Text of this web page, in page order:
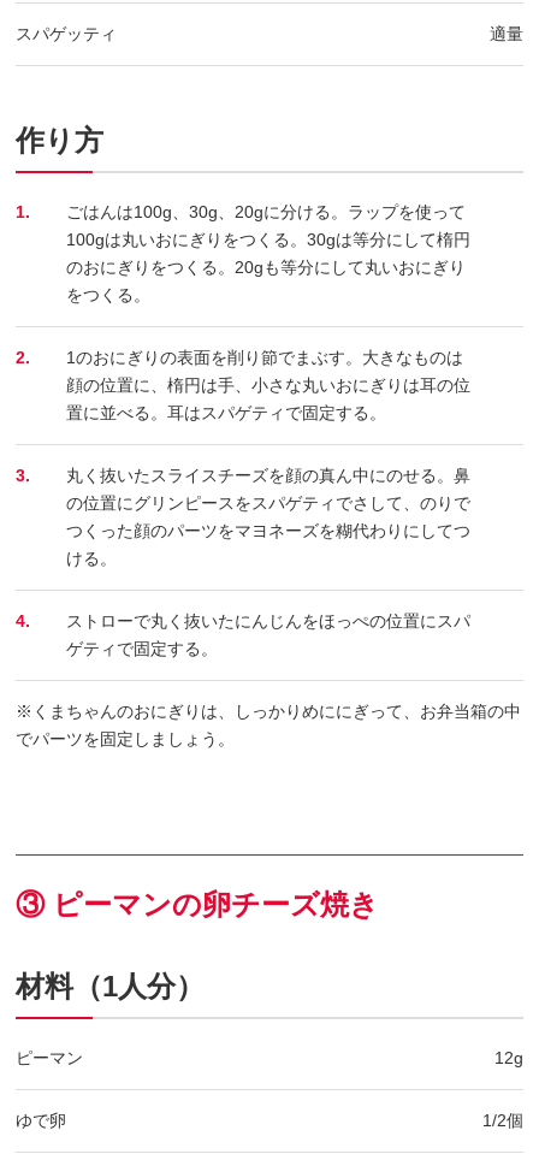
スパゲッティ 適量
作り方
1.
ごはんは100g、30g、20gに分ける。ラップを使って
100gは丸いおにぎりをつくる。30gは等分にして楕円
のおにぎりをつくる。20gも等分にして丸いおにぎり
をつくる。
2.
1のおにぎりの表面を削り節でまぶす。大きなものは
顔の位置に、楕円は手、小さな丸いおにぎりは耳の位
置に並べる。耳はスパゲティで固定する。
3.
丸く抜いたスライスチーズを顔の真ん中にのせる。鼻
の位置にグリンピースをスパゲティでさして、のりで
つくった顔のパーツをマヨネーズを糊代わりにしてつ
ける。
4.
ストローで丸く抜いたにんじんをほっぺの位置にスパ
ゲティで固定する。
※くまちゃんのおにぎりは、しっかりめににぎって、お弁当箱の中
でパーツを固定しましょう。
③ ピーマンの卵チーズ焼き
材料（1人分）
ピーマン 12g
ゆで卵 1/2個